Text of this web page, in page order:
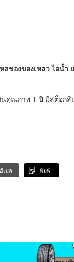
ของของเหลว ไอน้ำ
ณภาพ 1 ปี มีสต็อกสิ
อีเมล พิมพ์